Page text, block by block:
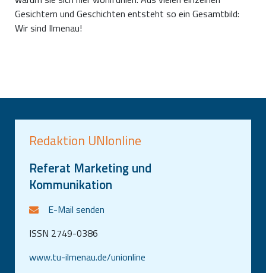
Gesichtern und Geschichten entsteht so ein Gesamtbild:
Wir sind Ilmenau!
Redaktion UNIonline
Referat Marketing und
Kommunikation
E-Mail senden
www.tu-ilmenau.de/unionline
ISSN 2749-0386